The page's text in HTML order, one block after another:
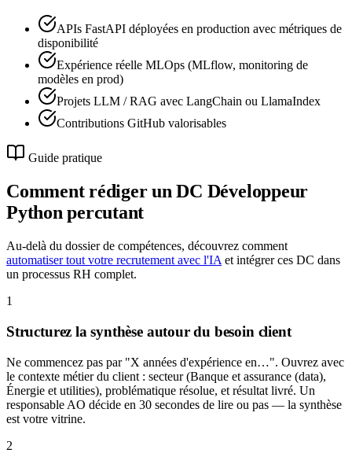
APIs FastAPI déployées en production avec métriques de
disponibilité
Expérience réelle MLOps (MLflow, monitoring de
modèles en prod)
Projets LLM / RAG avec LangChain ou LlamaIndex
Contributions GitHub valorisables
Guide pratique
Comment rédiger un DC Développeur
Pythonpercutant
Au-delà du dossier de compétences, découvrez comment
automatiser tout votre recrutement avec l'IA et intégrer ces DC dans
un processus RH complet.
1
Structurez la synthèse autour du besoin client
Ne commencez pas par "X années d'expérience en…". Ouvrez avec
le contexte métier du client : secteur (Banque et assurance (data),
Énergie et utilities), problématique résolue, et résultat livré. Un
responsable AO décide en 30 secondes de lire ou pas — la synthèse
est votre vitrine.
2